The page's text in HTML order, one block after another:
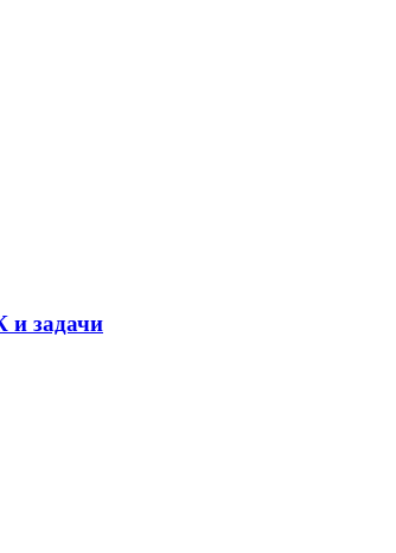
и задачи